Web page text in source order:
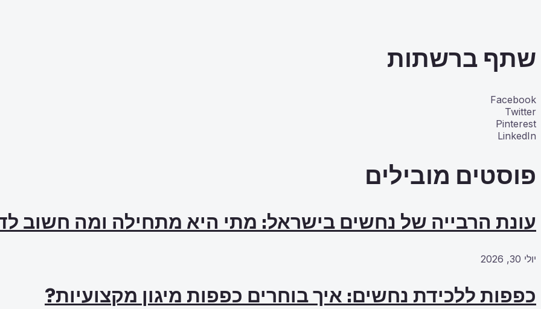
שתף ברשתות
Facebook
Twitter
Pinterest
LinkedIn
פוסטים מובילים
עונת הרבייה של נחשים בישראל: מתי היא מתחילה ומה חשוב
יולי 30, 2026
כפפות ללכידת נחשים: איך בוחרים כפפות מיגון מקצועיות?